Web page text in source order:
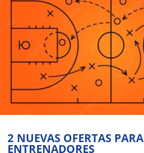
2 NUEVAS OFERTAS PARA
ENTRENADORES